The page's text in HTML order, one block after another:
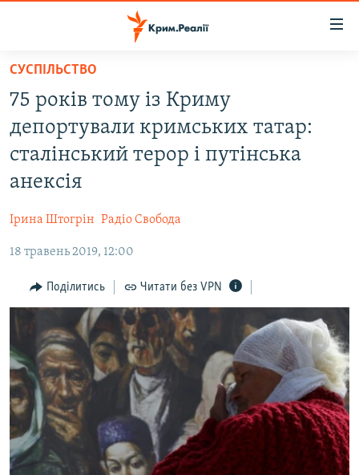
Перейти
основного
матеріалу
Перейти
до
основної
Перейти
до
ВОДА.КРИМ
ВІДЕО ТА ФОТО
ПОЛІТИКА
ПОГЛЯД
ІНТЕРВ'Ю
ВСЕ ЗА ДЕНЬ
СПЕЦПРОЕКТИ
ДЕПОРТАЦІЯ
ВІДЕОУРОКИ «ELIFBE»
СВІДЧЕННЯ ОКУПАЦІЇ
УКРАЇНСЬКА ПРОБЛЕМА КРИМУ
ІНФОГРАФІКА
ЯК ОБІЙТИ БЛОКУВАННЯ
Русский
Qırımtatar
ДОЛУЧАЙСЯ!
СУСПІЛЬСТВО
75 років тому із Криму
депортували кримських татар:
сталінський терор і путінська
анексія
Ірина Штогрін Радіо Свобода
18 травень 2019, 12:00
Поділитись Читати без VPN